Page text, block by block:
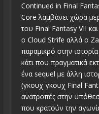
Continued in Final
Core λαμβάνει χώρα
του Final Fantasy VII
ο Cloud Strife αλλά ο
παραμικρό στην
κάτι που πραγματικά
ένα sequel με άλλη
(γκουχ γκουχ Final
ανατροπές στην
που κρατούν την